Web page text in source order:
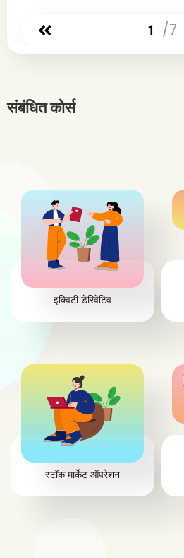
1 /7
संबंधित कोर्स
इक्विटी डेरिवेटिव
स्टॉक मार्केट ऑपरेशन